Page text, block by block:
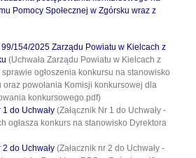
Pomocy Społecznej w Zgórsku wraz z
99/154/2025 Zarządu Powiatu w Kielcach z
(Uchwała Zarządu Powiatu w Kielcach z
ogłoszenia konkursu na stanowisko
oraz powołania Komisji konkursowej dla
konkursowego.pdf)
1 do Uchwały (Załącznik Nr 1 do Uchwały -
ogłasza konkurs na stanowisko Dyrektora
2 do Uchwały (Załacznik nr 2 do Uchwały -